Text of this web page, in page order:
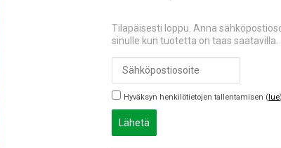
Tilapäisesti loppu. Anna
sinulle kun tuotetta on taas saatavilla.
Hyväksyn henkilötietojen tallentamisen (lue)
Lähetä